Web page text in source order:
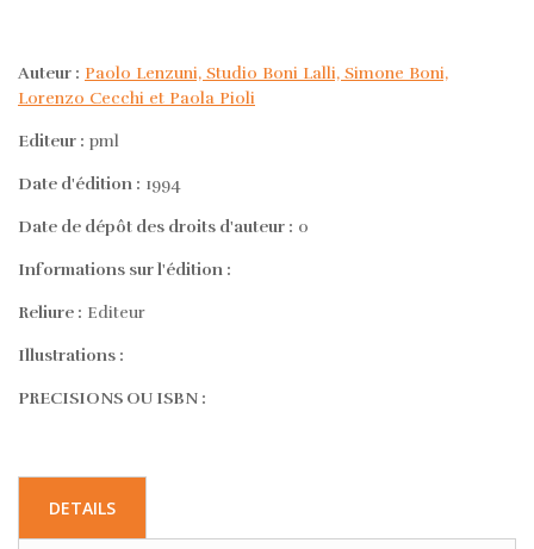
Auteur : Paolo Lenzuni, Studio Boni Lalli, Simone Boni,
Lorenzo Cecchi et Paola Pioli
Editeur : pml
Date d'édition : 1994
Date de dépôt des droits d'auteur : 0
Informations sur l'édition :
Reliure : Editeur
Illustrations :
PRECISIONS OU ISBN :
DETAILS